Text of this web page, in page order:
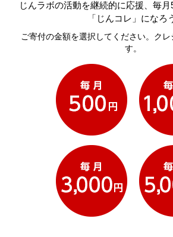
じんラボの活動を継続的に応援、毎
「じんコレ」になろ
ご寄付の金額を選択してください。クレ
す。